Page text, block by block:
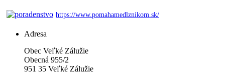
https://www.pomahamedlznikom.sk/
Adresa
Obec Veľké Zálužie
Obecná 955/2
951 35 Veľké Zálužie